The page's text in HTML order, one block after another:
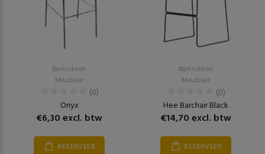
Barkrukken
Meubilair
(0)
Onyx
€6,30 excl. btw
RESERVEER
Barkrukken
Meubilair
(0)
Hee Barchair Black
€14,70 excl. btw
RESERVEER